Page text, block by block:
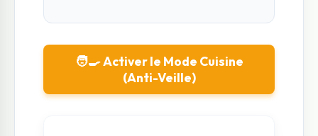
🧑‍🍳 Activer le Mode Cuisine
(Anti-Veille)